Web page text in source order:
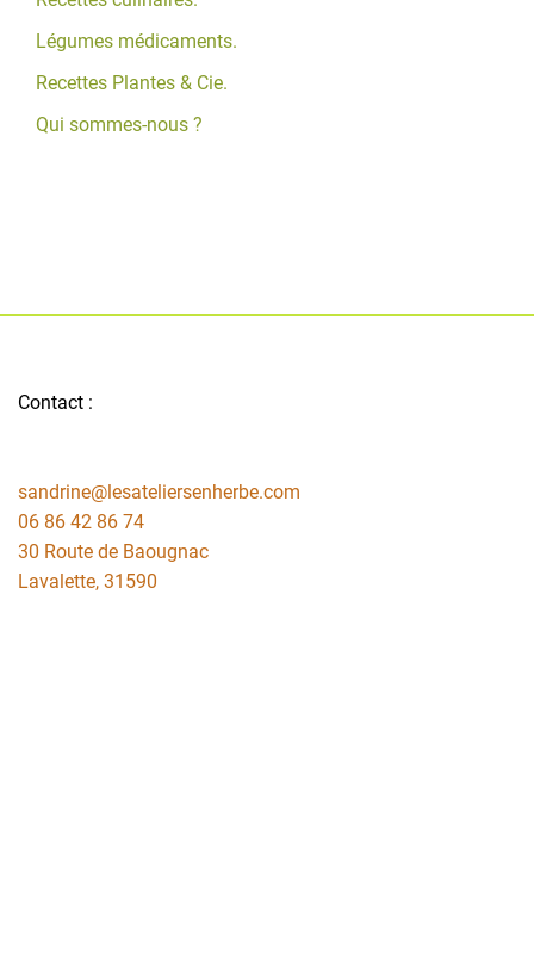
Légumes médicaments.
Recettes Plantes & Cie.
Qui sommes-nous ?
Contact :
sandrine@lesateliersenherbe.com
06 86 42 86 74
30 Route de Baougnac
Lavalette, 31590